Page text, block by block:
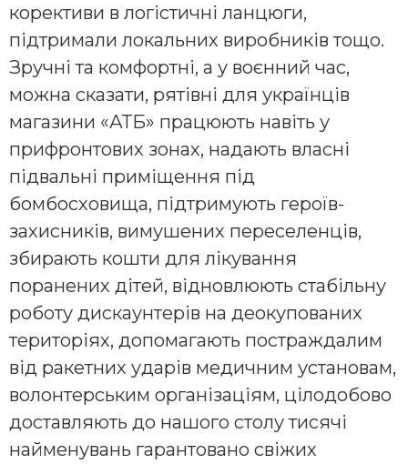
корективи в логістичні ланцюги,
підтримали локальних виробників тощо.
Зручні та комфортні, а у воєнний час,
можна сказати, рятівні для українців
магазини «АТБ» працюють навіть у
прифронтових зонах, надають власні
підвальні приміщення під
бомбосховища, підтримують героїв-
захисників, вимушених переселенців,
збирають кошти для лікування
поранених дітей, відновлюють стабільну
роботу дискаунтерів на деокупованих
територіях, допомагають постраждалим
від ракетних ударів медичним установам,
волонтерським організаціям, цілодобово
доставляють до нашого столу тисячі
найменувань гарантовано свіжих